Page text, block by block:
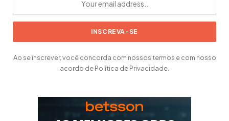
Ao se inscrever, você concorda com nossos termos e com nosso
acordo de Política de Privacidade.